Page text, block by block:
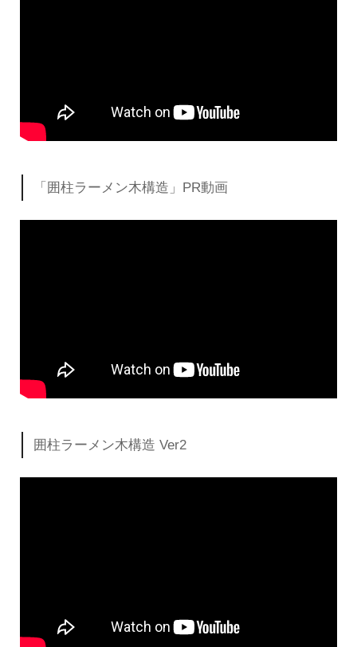
「囲柱ラーメン木構造」PR動画
囲柱ラーメン木構造 Ver2